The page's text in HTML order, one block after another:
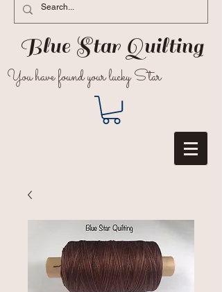
Blue Star Quilting
You have found your lucky Star